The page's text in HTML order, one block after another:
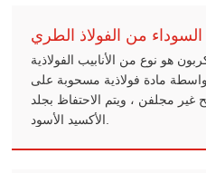
من الفولاذ الطري
هو نوع من الأنابيب الفولاذية
مادة فولاذية مسحوبة على
غير مجلفن ، ويتم الاحتفاظ بجلد